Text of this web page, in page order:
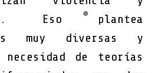
Eso plantea
muy diversas y
de teorías